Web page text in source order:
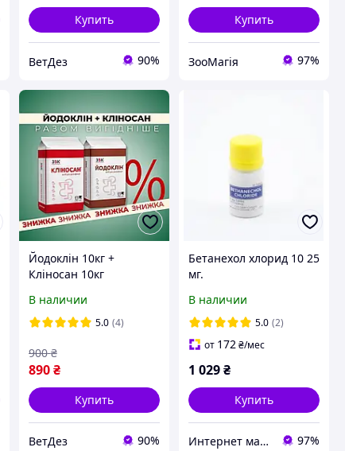
Купить
ВетДез 90%
Купить
ЗооМагія 97%
Йодоклін 10кг +
Кліносан 10кг
В наличии
5.0 (4)
890 ₴
900 ₴
Купить
ВетДез 90%
Бетанехол хлорид 10 25
мг.
В наличии
5.0 (2)
от 172 ₴/мес
1 029₴
Купить
Интернет магазин Zoomark 97%